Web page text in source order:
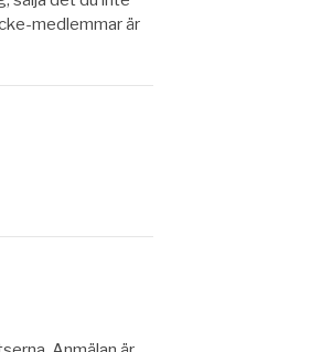
medlemmar är